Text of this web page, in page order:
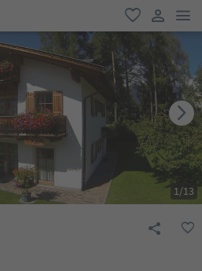
favoriti
user link
1/13